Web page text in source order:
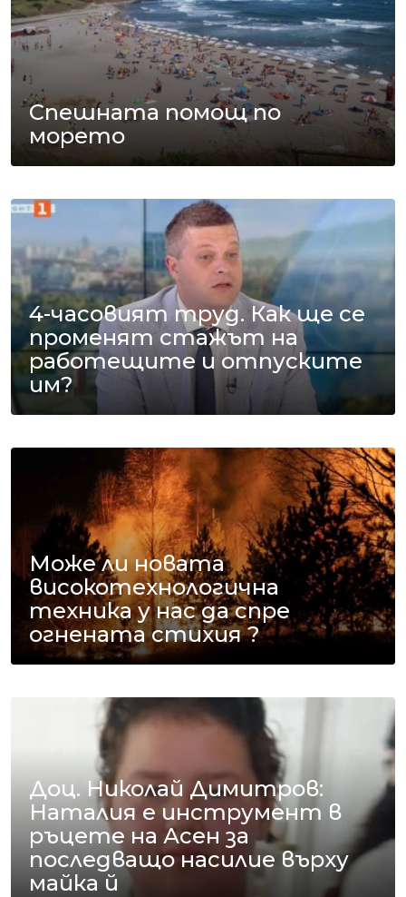
Спешната помощ по
морето
4-часовият труд. Как ще се
променят стажът на
работещите и отпуските
им?
Може ли новата
високотехнологична
техника у нас да спре
огнената стихия ?
Доц. Николай Димитров:
Наталия е инструмент в
ръцете на Асен за
последващо насилие върху
майка й